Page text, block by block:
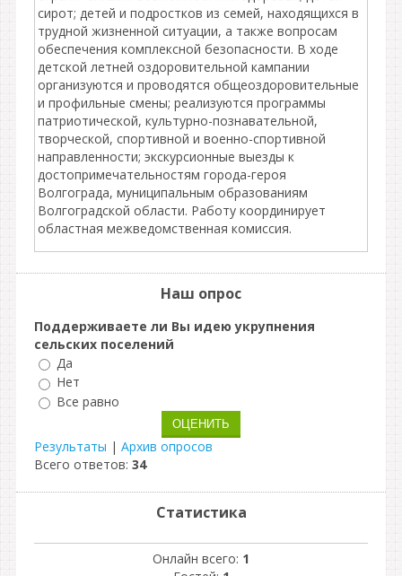
сирот; детей и подростков из семей, находящихся в
трудной жизненной ситуации, а также вопросам
обеспечения комплексной безопасности. В ходе
детской летней оздоровительной кампании
организуются и проводятся общеоздоровительные
и профильные смены; реализуются программы
патриотической, культурно-познавательной,
творческой, спортивной и военно-спортивной
направленности; экскурсионные выезды к
достопримечательностям города-героя
Волгограда, муниципальным образованиям
Волгоградской области. Работу координирует
областная межведомственная комиссия.
Наш опрос
Поддерживаете ли Вы идею укрупнения
сельских поселений
Да
Нет
Все равно
Результаты | Архив опросов
Всего ответов: 34
Статистика
Онлайн всего: 1